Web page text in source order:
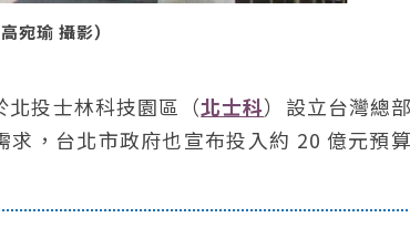
瑜 攝影）
北投士林科技園區（北士科）設立台灣總部
，台北市政府也宣布投入約 20 億元預